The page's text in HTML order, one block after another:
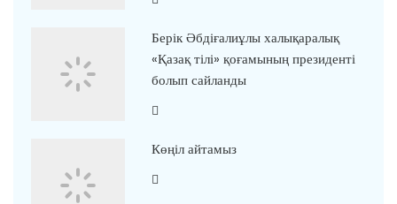
Берік Әбдіғалиұлы халықаралық
«Қазақ тілі» қоғамының президенті
болып сайланды
Көңіл айтамыз